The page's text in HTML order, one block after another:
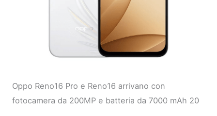
Oppo Reno16 Pro e Reno16 arrivano con
fotocamera da 200MP e batteria da 7000 mAh 20